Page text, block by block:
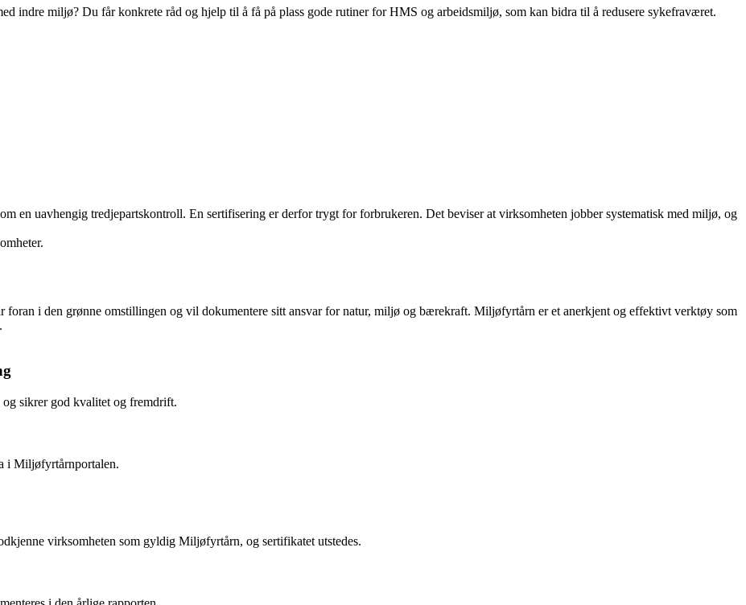
indre miljø? Du får konkrete råd og hjelp til å få på plass gode rutiner for HMS og arbeidsmiljø, som kan bidra til å redusere sykefraværet.
en uavhengig tredjepartskontroll. En sertifisering er derfor trygt for forbrukeren. Det beviser at virksomheten jobber systematisk med miljø, og
i den grønne omstillingen og vil dokumentere sitt ansvar for natur, miljø og bærekraft. Miljøfyrtårn er et anerkjent og effektivt verktøy som
sikrer god kvalitet og fremdrift.
i Miljøfyrtårnportalen.
virksomheten som gyldig Miljøfyrtårn, og sertifikatet utstedes.